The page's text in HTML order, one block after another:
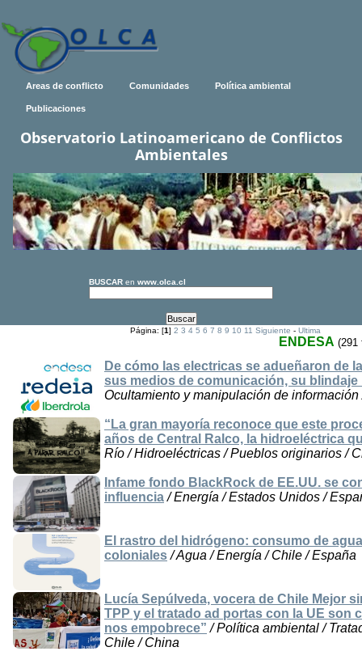
Areas de conflicto Comunidades Política ambiental
Publicaciones
Observatorio Latinoamericano de Conflictos
Ambientales
BUSCAR en www.olca.cl
Página: [1]2 3 4 5 6 7 8 9 10 11 Siguiente -Ultima
ENDESA (291
De cómo las electricas se adueñaron de
sus medios de comunicación, su
Ocultamiento y manipulación de
“La gran mayoría reconoce que este
años de Central Ralco, la hidroeléctrica
Río / Hidroeléctricas / Pueblos originarios /
Infame fondo BlackRock de EE.UU. se
influencia/ Energía / Estados Unidos /
El rastro del hidrógeno: consumo de
coloniales/ Agua / Energía / Chile / España
Lucía Sepúlveda, vocera de Chile Mejor
TPP y el tratado ad portas con la UE son
nos empobrece” / Política ambiental /
Chile / China